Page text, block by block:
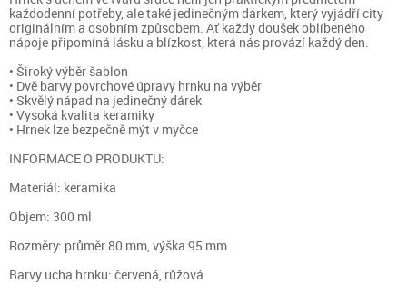
každodenní potřeby, ale také jedinečným dárkem, který vyjádří city
originálním a osobním způsobem. Ať každý doušek oblíbeného
nápoje připomíná lásku a blízkost, která nás provází každý den.
• Široký výběr šablon
• Dvě barvy povrchové úpravy hrnku na výběr
• Skvělý nápad na jedinečný dárek
• Vysoká kvalita keramiky
• Hrnek lze bezpečně mýt v myčce
INFORMACE O PRODUKTU:
Materiál: keramika
Objem: 300 ml
Rozměry: průměr 80 mm, výška 95 mm
Barvy ucha hrnku: červená, růžová